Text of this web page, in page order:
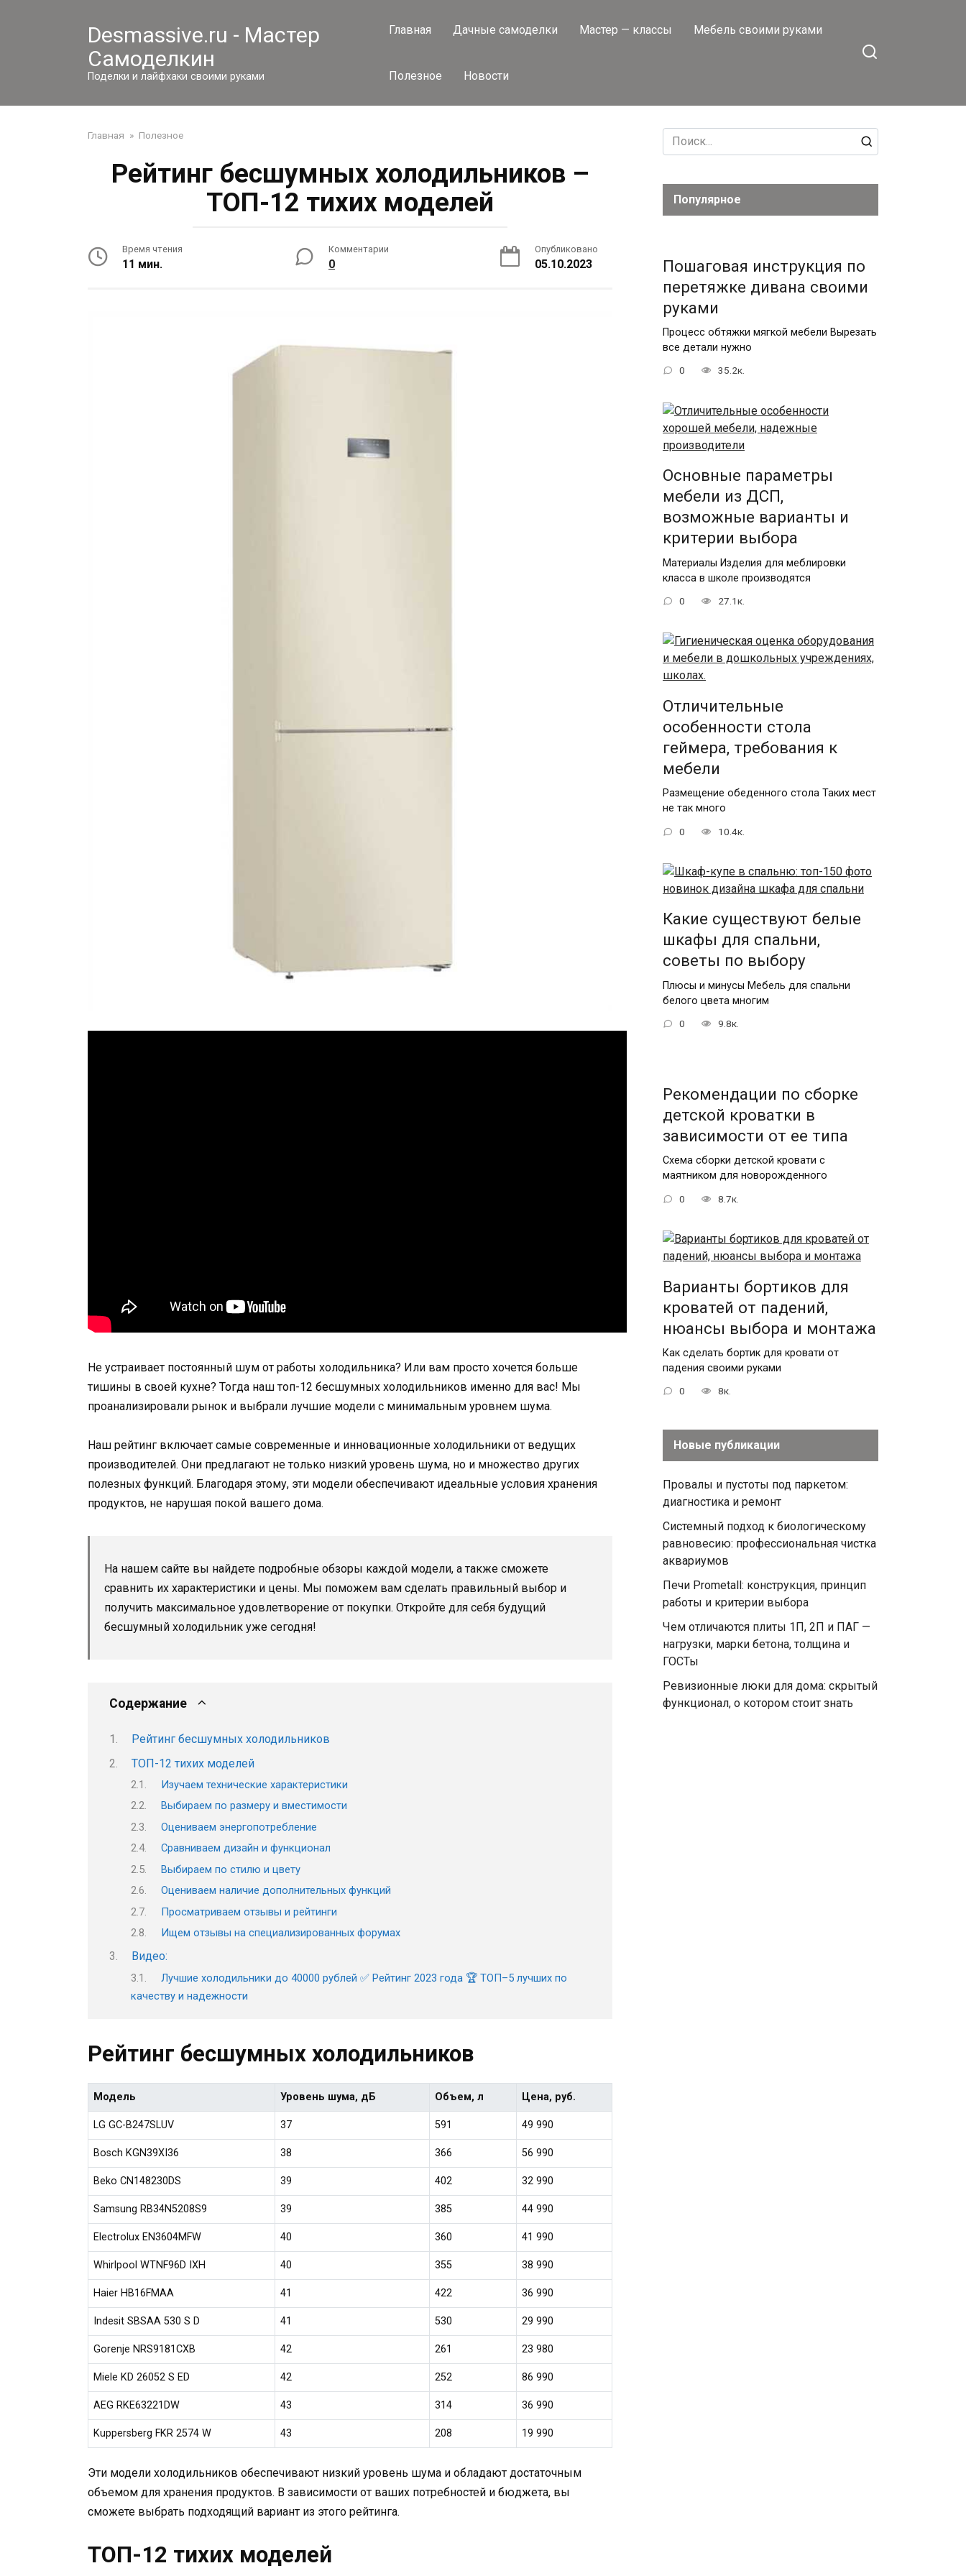
Desmassive.ru - Мастер
Самоделкин
Поделки и лайфхаки своими руками
Главная Дачные самоделки Мастер — классы Мебель своими руками
Полезное Новости
Главная » Полезное
Рейтинг бесшумных холодильников –
ТОП-12 тихих моделей
Время чтения
11 мин.
Комментарии
0
Опубликовано
05.10.2023
Не устраивает постоянный шум от работы холодильника? Или вам просто хочется больше
тишины в своей кухне? Тогда наш топ-12 бесшумных холодильников именно для вас! Мы
проанализировали рынок и выбрали лучшие модели с минимальным уровнем шума.
Наш рейтинг включает самые современные и инновационные холодильники от ведущих
производителей. Они предлагают не только низкий уровень шума, но и множество других
полезных функций. Благодаря этому, эти модели обеспечивают идеальные условия хранения
продуктов, не нарушая покой вашего дома.
На нашем сайте вы найдете подробные обзоры каждой модели, а также сможете
сравнить их характеристики и цены. Мы поможем вам сделать правильный выбор и
получить максимальное удовлетворение от покупки. Откройте для себя будущий
бесшумный холодильник уже сегодня!
Содержание
Рейтинг бесшумных холодильников
ТОП-12 тихих моделей
Изучаем технические характеристики
Выбираем по размеру и вместимости
Оцениваем энергопотребление
Сравниваем дизайн и функционал
Выбираем по стилю и цвету
Оцениваем наличие дополнительных функций
Просматриваем отзывы и рейтинги
Ищем отзывы на специализированных форумах
Видео:
Лучшие холодильники до 40000 рублей ✅ Рейтинг 2023 года 🏆 ТОП–5 лучших по
качеству и надежности
Рейтинг бесшумных холодильников
Модель Уровень шума, дБ Объем, л Цена, руб.
LG GC-B247SLUV 37 591 49 990
Bosch KGN39XI36 38 366 56 990
Beko CN148230DS 39 402 32 990
Samsung RB34N5208S9 39 385 44 990
Electrolux EN3604MFW 40 360 41 990
Whirlpool WTNF96D IXH 40 355 38 990
Haier HB16FMAA 41 422 36 990
Indesit SBSAA 530 S D 41 530 29 990
Gorenje NRS9181CXB 42 261 23 980
Miele KD 26052 S ED 42 252 86 990
AEG RKE63221DW 43 314 36 990
Kuppersberg FKR 2574 W 43 208 19 990
Эти модели холодильников обеспечивают низкий уровень шума и обладают достаточным
объемом для хранения продуктов. В зависимости от ваших потребностей и бюджета, вы
сможете выбрать подходящий вариант из этого рейтинга.
ТОП-12 тихих моделей
Search
for:
Популярное
Пошаговая инструкция по
перетяжке дивана своими
руками
Процесс обтяжки мягкой мебели Вырезать
все детали нужно
0 35.2к.
Основные параметры
мебели из ДСП,
возможные варианты и
критерии выбора
Материалы Изделия для меблировки
класса в школе производятся
0 27.1к.
Отличительные
особенности стола
геймера, требования к
мебели
Размещение обеденного стола Таких мест
не так много
0 10.4к.
Какие существуют белые
шкафы для спальни,
советы по выбору
Плюсы и минусы Мебель для спальни
белого цвета многим
0 9.8к.
Рекомендации по сборке
детской кроватки в
зависимости от ее типа
Схема сборки детской кровати с
маятником для новорожденного
0 8.7к.
Варианты бортиков для
кроватей от падений,
нюансы выбора и монтажа
Как сделать бортик для кровати от
падения своими руками
0 8к.
Новые публикации
Провалы и пустоты под паркетом:
диагностика и ремонт
Системный подход к биологическому
равновесию: профессиональная чистка
аквариумов
Печи Prometall: конструкция, принцип
работы и критерии выбора
Чем отличаются плиты 1П, 2П и ПАГ —
нагрузки, марки бетона, толщина и
ГОСТы
Ревизионные люки для дома: скрытый
функционал, о котором стоит знать